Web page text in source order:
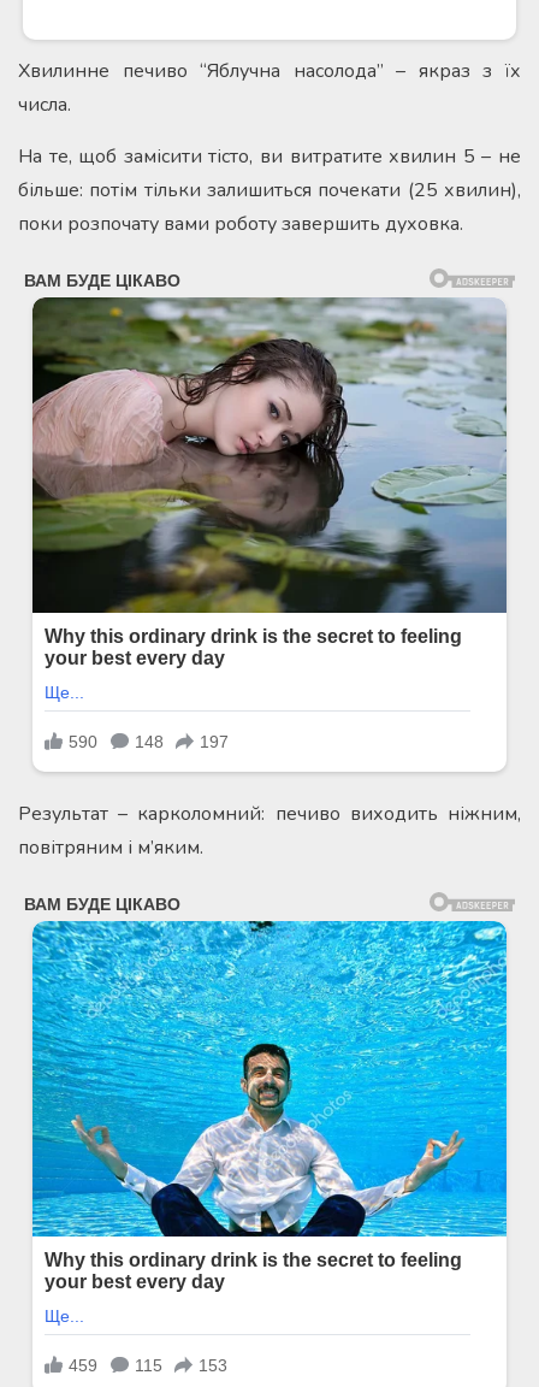
Хвилинне печиво “Яблучна насолода” – якраз з їх
числа.
На те, щоб замісити тісто, ви витратите хвилин 5 – не
більше: потім тільки залишиться почекати (25 хвилин),
поки розпочату вами роботу завершить духовка.
Результат – карколомний: печиво виходить ніжним,
повітряним і м’яким.